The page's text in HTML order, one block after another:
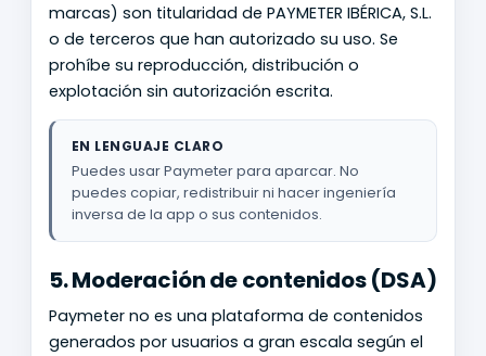
marcas) son titularidad de PAYMETER IBÉRICA, S.L.
o de terceros que han autorizado su uso. Se
prohíbe su reproducción, distribución o
explotación sin autorización escrita.
EN LENGUAJE CLARO
Puedes usar Paymeter para aparcar. No
puedes copiar, redistribuir ni hacer ingeniería
inversa de la app o sus contenidos.
5. Moderación de contenidos (DSA)
Paymeter no es una plataforma de contenidos
generados por usuarios a gran escala según el